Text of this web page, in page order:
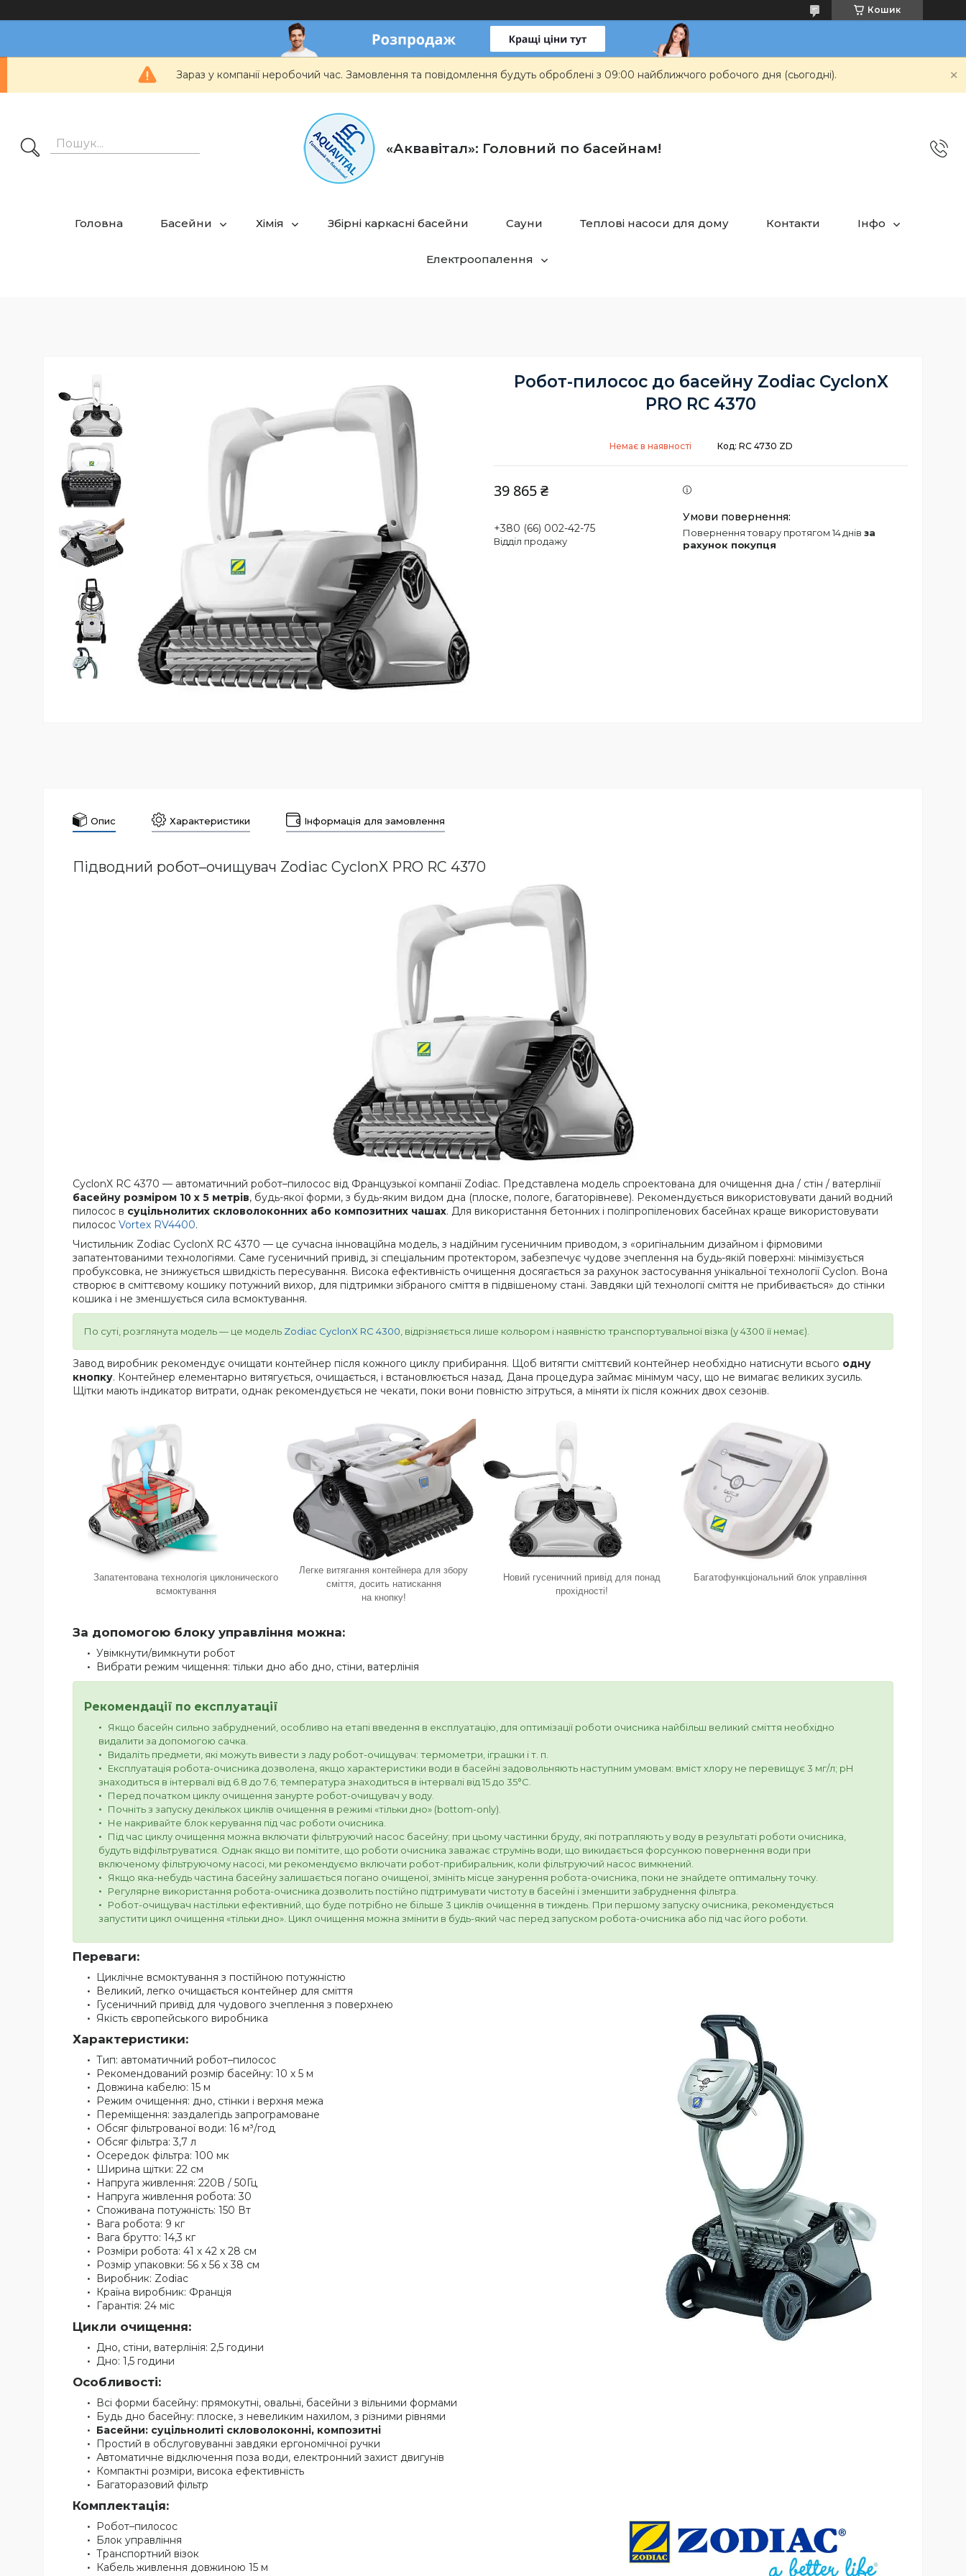
Кошик
Зараз у компанії неробочий час. Замовлення та повідомлення будуть оброблені з 09:00 найближчого робочого дня (сьогодні).
«Аквавітал»: Головний по басейнам!
Головна Басейни Хімія Збірні каркасні басейни Сауни Теплові насоси для дому Контакти Інфо
Електроопалення
Робот-пилосос до басейну Zodiac CyclonX
PRO RC 4370
Немає в наявності Код: RC 4730 ZD
39 865 ₴
+380 (66) 002-42-75
Відділ продажу
повернення товару протягом 14 днів за
рахунок покупця
Опис Характеристики Інформація для замовлення
Підводний робот–очищувач Zodiac CyclonX PRO RC 4370
CyclonX RC 4370 — автоматичний робот–пилосос від Французької компанії Zodiac. Представлена модель спроектована для очищення дна / стін / ватерлінії
басейну розміром 10 х 5 метрів, будь-якої форми, з будь-яким видом дна (плоске, пологе, багаторівневе). Рекомендується використовувати даний водний
пилосос в суцільнолитих скловолоконних або композитних чашах. Для використання бетонних і поліпропіленових басейнах краще використовувати
пилосос Vortex RV4400.
Чистильник Zodiac CyclonX RC 4370 — це сучасна інноваційна модель, з надійним гусеничним приводом, з «оригінальним дизайном і фірмовими
запатентованими технологіями. Саме гусеничний привід, зі спеціальним протектором, забезпечує чудове зчеплення на будь-якій поверхні: мінімізується
пробуксовка, не знижується швидкість пересування. Висока ефективність очищення досягається за рахунок застосування унікальної технології Cyclon. Вона
створює в сміттєвому кошику потужний вихор, для підтримки зібраного сміття в підвішеному стані. Завдяки цій технології сміття не прибивається» до стінки
кошика і не зменшується сила всмоктування.
По суті, розглянута модель — це модель Zodiac CyclonX RC 4300, відрізняється лише кольором і наявністю транспортувальної візка (у 4300 її немає).
Завод виробник рекомендує очищати контейнер після кожного циклу прибирання. Щоб витягти сміттєвий контейнер необхідно натиснути всього одну
кнопку. Контейнер елементарно витягується, очищається, і встановлюється назад. Дана процедура займає мінімум часу, що не вимагає великих зусиль.
Щітки мають індикатор витрати, однак рекомендується не чекати, поки вони повністю зітруться, а міняти їх після кожних двох сезонів.
Запатентована технологія циклонического
всмоктування
Легке витягання контейнера для збору
сміття, досить натискання
на кнопку!
Новий гусеничний привід для понад
прохідності!
Багатофункціональний блок управління
За допомогою блоку управління можна:
Увімкнути/вимкнути робот
Вибрати режим чищення: тільки дно або дно, стіни, ватерлінія
Рекомендації по експлуатації
Якщо басейн сильно забруднений, особливо на етапі введення в експлуатацію, для оптимізації роботи очисника найбільш великий сміття необхідно
видалити за допомогою сачка.
Видаліть предмети, які можуть вивести з ладу робот-очищувач: термометри, іграшки і т. п.
Експлуатація робота-очисника дозволена, якщо характеристики води в басейні задовольняють наступним умовам: вміст хлору не перевищує 3 мг/л; pH
знаходиться в інтервалі від 6.8 до 7.6; температура знаходиться в інтервалі від 15 до 35°C.
Перед початком циклу очищення занурте робот-очищувач у воду.
Почніть з запуску декількох циклів очищення в режимі «тільки дно» (bottom-only).
Не накривайте блок керування під час роботи очисника.
Під час циклу очищення можна включати фільтруючий насос басейну; при цьому частинки бруду, які потрапляють у воду в результаті роботи очисника,
будуть відфільтруватися. Однак якщо ви помітите, що роботи очисника заважає струмінь води, що викидається форсункою повернення води при
включеному фільтруючому насосі, ми рекомендуємо включати робот-прибиральник, коли фільтруючий насос вимкнений.
Якщо яка-небудь частина басейну залишається погано очищеної, змініть місце занурення робота-очисника, поки не знайдете оптимальну точку.
Регулярне використання робота-очисника дозволить постійно підтримувати чистоту в басейні і зменшити забруднення фільтра.
Робот-очищувач настільки ефективний, що буде потрібно не більше 3 циклів очищення в тиждень. При першому запуску очисника, рекомендується
запустити цикл очищення «тільки дно». Цикл очищення можна змінити в будь-який час перед запуском робота-очисника або під час його роботи.
Переваги:
Циклічне всмоктування з постійною потужністю
Великий, легко очищається контейнер для сміття
Гусеничний привід для чудового зчеплення з поверхнею
Якість європейського виробника
Характеристики:
Тип: автоматичний робот–пилосос
Рекомендований розмір басейну: 10 х 5 м
Довжина кабелю: 15 м
Режим очищення: дно, стінки і верхня межа
Переміщення: заздалегідь запрограмоване
Обсяг фільтрованої води: 16 м³/год
Обсяг фільтра: 3,7 л
Осередок фільтра: 100 мк
Ширина щітки: 22 см
Напруга живлення: 220В / 50Гц
Напруга живлення робота: 30
Споживана потужність: 150 Вт
Вага робота: 9 кг
Вага брутто: 14,3 кг
Розміри робота: 41 х 42 х 28 см
Розмір упаковки: 56 х 56 х 38 см
Виробник: Zodiac
Країна виробник: Франція
Гарантія: 24 міс
Цикли очищення:
Дно, стіни, ватерлінія: 2,5 години
Дно: 1,5 години
Особливості:
Всі форми басейну: прямокутні, овальні, басейни з вільними формами
Будь дно басейну: плоске, з невеликим нахилом, з різними рівнями
Басейни: суцільнолиті скловолоконні, композитні
Простий в обслуговуванні завдяки ергономічної ручки
Автоматичне відключення поза води, електронний захист двигунів
Компактні розміри, висока ефективність
Багаторазовий фільтр
Комплектація:
Робот–пилосос
Блок управління
Транспортний візок
Кабель живлення довжиною 15 м